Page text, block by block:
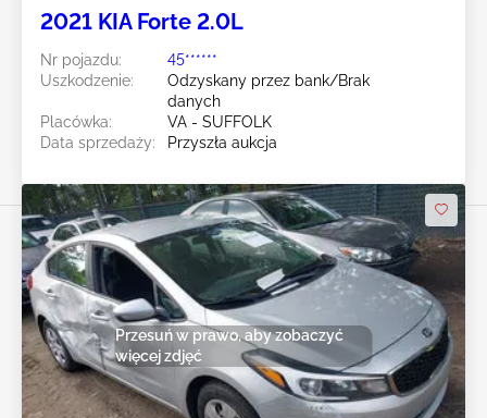
2021 KIA Forte 2.0L
Nr pojazdu:
45******
Uszkodzenie:
Odzyskany przez bank/Brak
danych
Placówka:
VA - SUFFOLK
Data sprzedaży:
Przyszła aukcja
Przesuń w prawo, aby zobaczyć
więcej zdjęć